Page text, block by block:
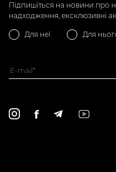
Підпишіться на новини про
надходження, ексклюзивні
Для неї Для